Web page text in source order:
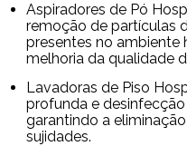
Aspiradores de Pó Hospitalares: Ideais para a
remoção de partículas
presentes no ambiente
melhoria da qualidade
Lavadoras de Piso Hospitalares: Permitem a limpeza
profunda e
garantindo a
sujidades.